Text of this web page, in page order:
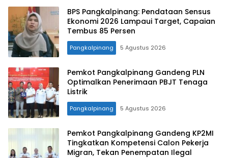
BPS Pangkalpinang: Pendataan Sensus
Ekonomi 2026 Lampaui Target, Capaian
Tembus 85 Persen
Pangkalpinang 5 Agustus 2026
Pemkot Pangkalpinang Gandeng PLN
Optimalkan Penerimaan PBJT Tenaga
Listrik
Pangkalpinang 5 Agustus 2026
Pemkot Pangkalpinang Gandeng KP2MI
Tingkatkan Kompetensi Calon Pekerja
Migran, Tekan Penempatan Ilegal